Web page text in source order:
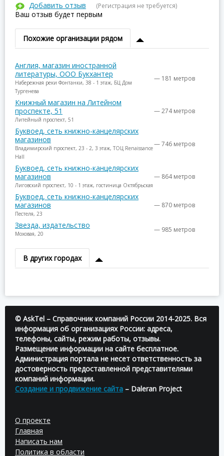
Добавить отзыв (Регистрация не требуется)
Ваш отзыв будет первым
Похожие организации рядом
Англия, магазин иностранной
литературы, ООО Букхантер
Набережная реки Фонтанки, 38 - 1 этаж, БЦ Дом
Тургенева
— 181 метров
Книжный магазин на Литейном
проспекте, 51
Литейный проспект, 51
— 274 метров
Буквоед, сеть книжно-канцелярских
магазинов
Владимирский проспект, 23 - 2, 3 этаж, ТОЦ Renaissance
Hall
— 746 метров
Буквоед, сеть книжно-канцелярских
магазинов
Лиговский проспект, 10 - 1 этаж, гостиница Октябрьская
— 864 метров
Буквоед, сеть книжно-канцелярских
магазинов
Пестеля, 23
— 870 метров
Звезда, издательство
Моховая, 20 — 985 метров
В других городах
© AskTel – Справочник компаний России 2014-2025. Вся
информация об организациях России: адреса,
телефоны, сайты, режим работы, отзывы.
Размещение информации на сайте бесплатное.
Администрация портала не несет ответственность за
достоверность предоставленной представителями
компаний информации.
Создание и продвижение сайта – Daleran Project
О проекте
Главная
Написать нам
Политика в области